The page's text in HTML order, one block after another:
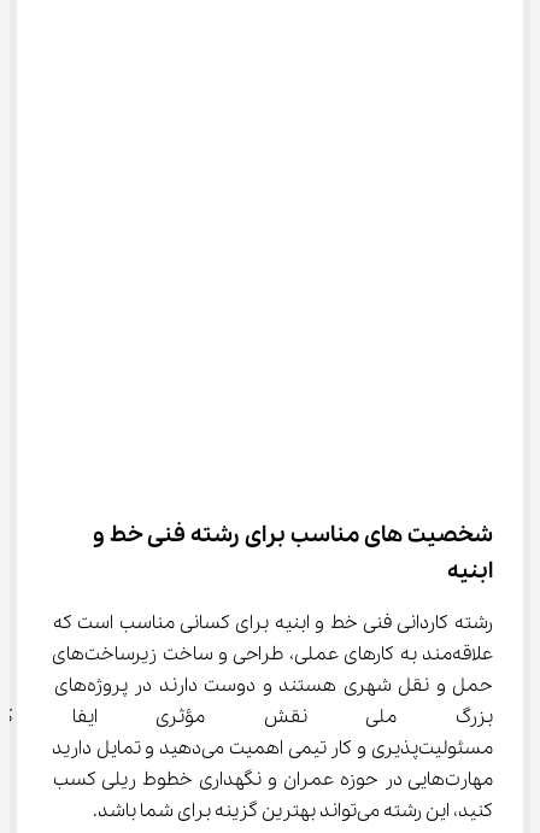
شخصیت های مناسب برای رشته فنی خط و
ابنیه
رشته کاردانی فنی خط و ابنیه برای کسانی مناسب است که
علاقه‌مند به کارهای عملی، طراحی و ساخت زیرساخت‌های
حمل و نقل شهری هستند و دوست دارند در پروژه‌های
بزرگ ملی نقش مؤثری ایفا
مسئولیت‌پذیری و کار تیمی اهمیت می‌دهید و تمایل دارید
مهارت‌هایی در حوزه عمران و نگهداری خطوط ریلی کسب
کنید، این رشته می‌تواند بهترین گزینه برای شما باشد.